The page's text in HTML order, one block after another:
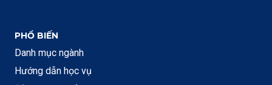
PHỔ BIẾN
Danh mục ngành
Hướng dẫn học vụ